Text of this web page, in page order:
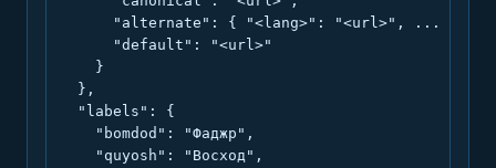
      "alternate": { "<lang>": "<url>", ... },
      "default": "<url>"
    }
  },
  "labels": {
    "bomdod": "Фаджр",
    "quyosh": "Восход",